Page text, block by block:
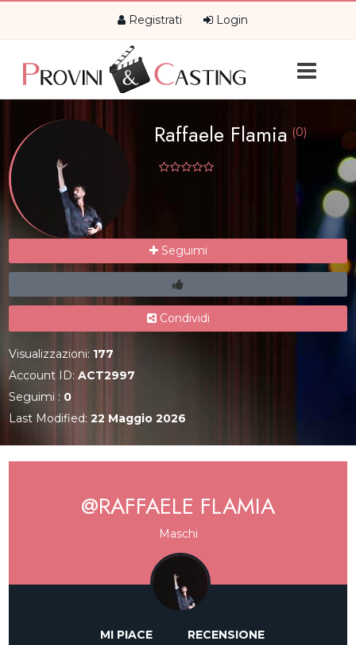
Registrati Login
Raffaele Flamia (0)
Seguimi
Condividi
Visualizzazioni: 177
Account ID:ACT2997
Seguimi : 0
Last Modified:22 Maggio 2026
@RAFFAELE FLAMIA
Maschi
MI PIACE
RECENSIONE